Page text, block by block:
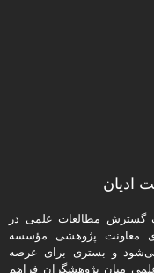
ادیان
گسترش مطالعات علمی در
معاونت پژوهشی مؤسسه
و بستری برای عرضه
میان پژوهشگران فراهم